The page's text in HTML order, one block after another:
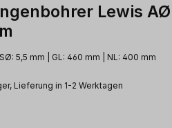
Lewis
5,5 mm | GL: 460 mm | NL: 400 mm
Lieferung in 1-2 Werktagen
Preis: